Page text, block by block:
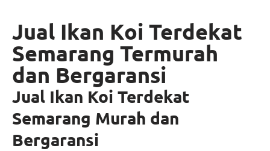
Jual Ikan Koi Terdekat
Semarang Termurah
dan Bergaransi
Jual Ikan Koi Terdekat
Semarang Murah dan
Bergaransi